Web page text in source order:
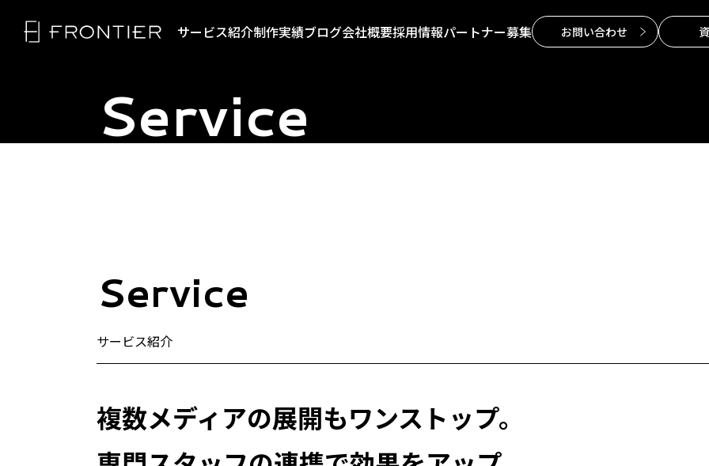
サービス紹介制作実績ブログ会社概要採用情報パートナー募集 お問い合わせ
サービス紹介
グラフィックデザイン
PR/SPツール
コーポレートサイト
SNS/縦型動画
セミナー動画
各種看板/サイネージ
ニュース
Service
Service
サービス紹介
複数メディアの展開もワンストップ。